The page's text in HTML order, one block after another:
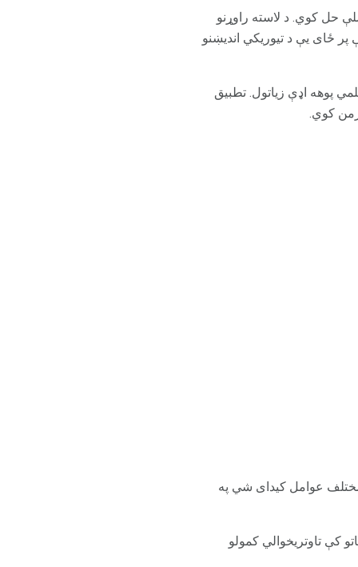
حل کوي. د لاسته راوړنو
ځای یې د تیوریکي اندیښنو
پوهه اډې زیاتول. تطبیق
کوي.
مختلف عوامل کیدای شي په
کې تاوتریخوالي کمولو